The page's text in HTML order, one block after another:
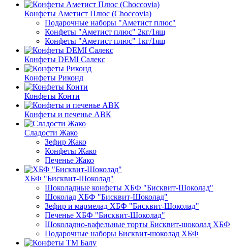
Конфеты Аметист Плюс (Choccovia)
Подарочные наборы "Аметист плюс"
Конфеты "Аметист плюс" 2кг/1ящ
Конфеты "Аметист плюс" 1кг/1ящ
Конфеты DEMI Салекс
Конфеты Риконд
Конфеты Конти
Конфеты и печенье АВК
Сладости Жако
Зефир Жако
Конфеты Жако
Печенье Жако
ХБФ "Бисквит-Шоколад"
Шоколадные конфеты ХБФ "Бисквит-Шоколад"
Шоколад ХБФ "Бисквит-Шоколад"
Зефир и мармелад ХБФ "Бисквит-Шоколад"
Печенье ХБФ "Бисквит-Шоколад"
Шоколадно-вафельные торты Бисквит-шоколад ХБФ
Подарочные наборы Бисквит-шоколад ХБФ